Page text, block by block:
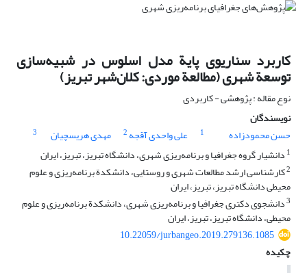
کاربرد سناریوی پایة مدل اسلوس در شبیه‌سازی
توسعة شهری (مطالعة موردی: کلان‌شهر تبریز)
نوع مقاله : پژوهشی - کاربردی
نویسندگان
حسن محمودزاده
1 علی واحدی آقجه 2 مهدی هریسچیان
3
1 دانشیار گروه جغرافیا و برنامه‌ریزی شهری، دانشگاه تبریز، تبریز، ایران
2کارشناسی ارشد مطالعات شهری و روستایی، دانشکدة برنامه‌ریزی و علوم
محیطی دانشگاه تبریز، تبریز، ایران
3دانشجوی دکتری جغرافیا و برنامه‌ریزی شهری، دانشکدة برنامه‌ریزی و علوم
محیطی، دانشگاه تبریز، تبریز، ایران
10.22059/jurbangeo.2019.279136.1085
چکیده